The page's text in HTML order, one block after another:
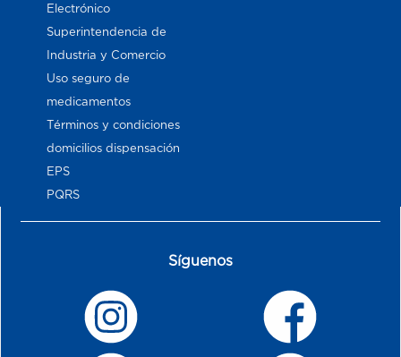
Electrónico
Superintendencia de
Industria y Comercio
Uso seguro de
medicamentos
Términos y condiciones
domicilios dispensación
EPS
PQRS
Síguenos